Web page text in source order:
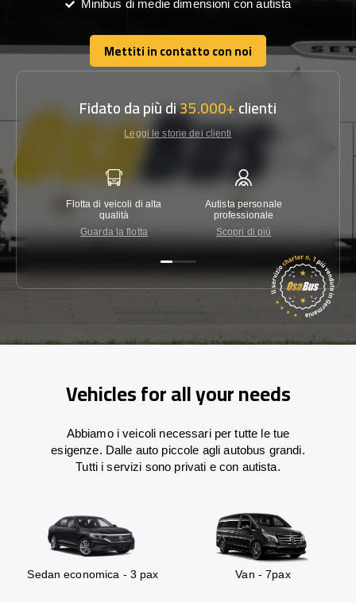
Minibus di medie dimensioni con autista
Mettiti in contatto con noi
Mettiti in contatto con noi
Fidato da più di35.000+clienti
Leggi le storie dei clienti
Flotta di veicoli di alta
qualità
Guarda la flotta
Autista personale
professionale
Scopri di più
Vehicles for all your needs
Abbiamo i veicoli necessari per tutte le tue
esigenze. Dalle auto piccole agli autobus grandi.
Tutti i servizi sono privati e con autista.
Sedan economica - 3 pax Van - 7pax